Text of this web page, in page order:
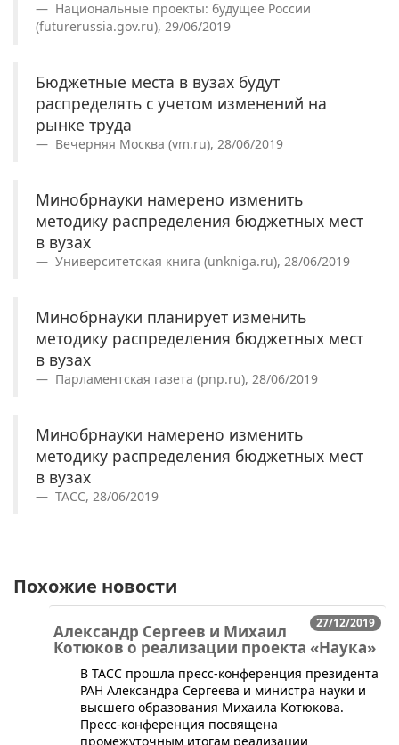
Национальные проекты: будущее России
(futurerussia.gov.ru), 29/06/2019
Бюджетные места в вузах будут
распределять с учетом изменений на
рынке труда
Вечерняя Москва (vm.ru), 28/06/2019
Минобрнауки намерено изменить
методику распределения бюджетных мест
в вузах
Университетская книга (unkniga.ru), 28/06/2019
Минобрнауки планирует изменить
методику распределения бюджетных мест
в вузах
Парламентская газета (pnp.ru), 28/06/2019
Минобрнауки намерено изменить
методику распределения бюджетных мест
в вузах
ТАСС, 28/06/2019
Похожие новости
27/12/2019
Александр Сергеев и Михаил
Котюков о реализации проекта «Наука»
В ТАСС прошла пресс-конференция президента
РАН Александра Сергеева и министра науки и
высшего образования Михаила Котюкова.
Пресс-конференция посвящена
промежуточным итогам реализации